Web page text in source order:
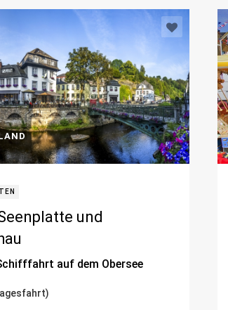
und
auf dem Obersee